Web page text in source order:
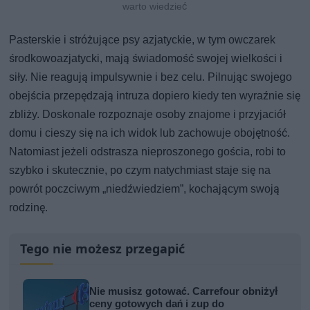
warto wiedzieć
Pasterskie i stróżujące psy azjatyckie, w tym owczarek
środkowoazjatycki, mają świadomość swojej wielkości i
siły. Nie reagują impulsywnie i bez celu. Pilnując swojego
obejścia przepędzają intruza dopiero kiedy ten wyraźnie się
zbliży. Doskonale rozpoznaje osoby znajome i przyjaciół
domu i cieszy się na ich widok lub zachowuje obojętność.
Natomiast jeżeli odstrasza nieproszonego gościa, robi to
szybko i skutecznie, po czym natychmiast staje się na
powrót poczciwym „niedźwiedziem”, kochającym swoją
rodzinę.
Tego nie możesz przegapić
Nie musisz gotować. Carrefour obniżył
ceny gotowych dań i zup do